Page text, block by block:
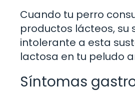
Cuando tu perro
productos lácteos,
intolerante a esta
lactosa en tu peludo
Síntomas